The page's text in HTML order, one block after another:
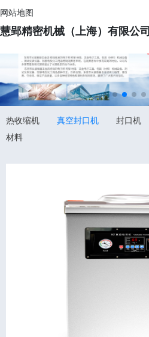
网站地图
慧郢精密机械（上海）有限公司
热收缩机 真空封口机 封口机
材料